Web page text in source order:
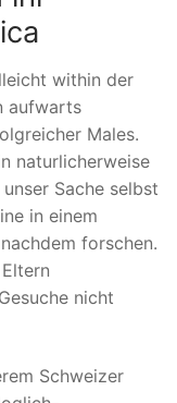
within der
aufwarts
Males.
naturlicherweise
Sache selbst
in einem
forschen.
nicht
Schweizer